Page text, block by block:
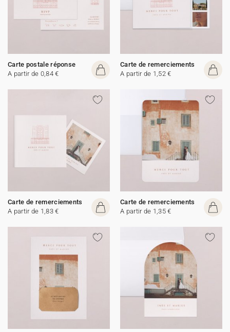
Carte postale réponse
A partir de 0,84 €
Carte de remerciements
A partir de 1,52 €
Carte de remerciements
A partir de 1,83 €
Carte de remerciements
A partir de 1,35 €